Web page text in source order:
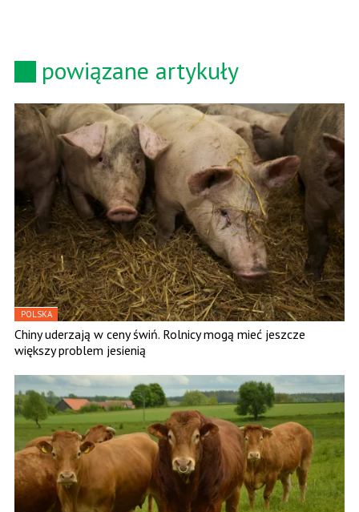
powiązane artykuły
POLSKA
Chiny uderzają w ceny świń. Rolnicy mogą mieć jeszcze
większy problem jesienią